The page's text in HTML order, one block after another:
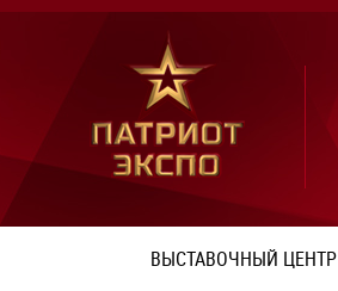
ВЫСТАВОЧНЫЙ ЦЕНТР